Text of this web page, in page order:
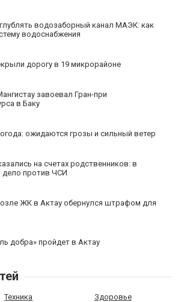
водозаборный канал МАЭК: как
водоснабжения
дорогу в 19 микрорайоне
завоевал Гран-при
в Баку
ожидаются грозы и сильный ветер
на счетах родственников: в
дело против ЧСИ
ЖК в Актау обернулся штрафом для
добра» пройдет в Актау
Техника Здоровье